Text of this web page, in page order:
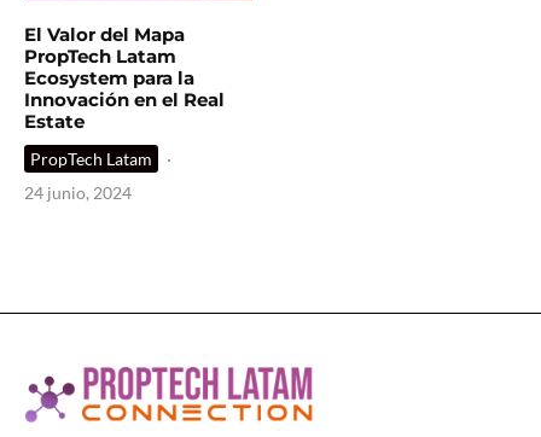
El Valor del Mapa
PropTech Latam
Ecosystem para la
Innovación en el Real
Estate
PropTech Latam
·
24 junio, 2024